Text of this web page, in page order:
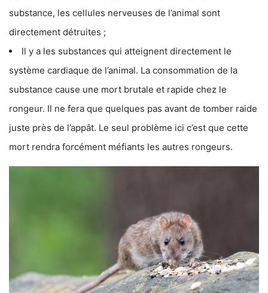
substance, les cellules nerveuses de l’animal sont
directement détruites ;
Il y a les substances qui atteignent directement le
système cardiaque de l’animal. La consommation de la
substance cause une mort brutale et rapide chez le
rongeur. Il ne fera que quelques pas avant de tomber raide
juste près de l’appât. Le seul problème ici c’est que cette
mort rendra forcément méfiants les autres rongeurs.